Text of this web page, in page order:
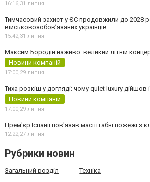
16:16,31 липня
Тимчасовий захист у ЄС продовжили до 2028
військовозобов’язаних українців
15:42,31 липня
Максим Бородін наживо: великий літній
Новини компаній
17:00,29 липня
Тиха розкіш у догляді: чому quiet luxury дійшов
Новини компаній
17:00,29 липня
Прем'єр Іспанії пов'язав масштабні пожежі з
12:22,27 липня
Рубрики новин
Загальний розділ Техніка